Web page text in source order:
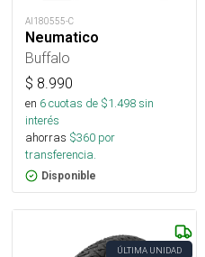
AI180555-C
Neumatico
Buffalo
$ 8.990
en 6cuotas de $1.498sin
interés
ahorras $360 por
transferencia.
Disponible
ÚLTIMA UNIDAD